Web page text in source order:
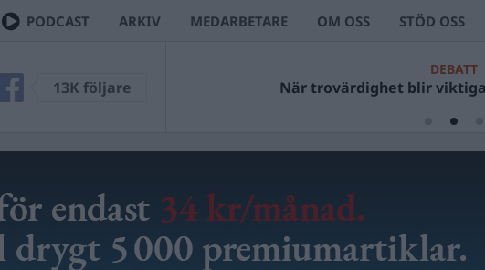
PODCAST ARKIV MEDARBETARE OM OSS STÖD OSS
13K följare
DEBATT
När trovärdighet blir